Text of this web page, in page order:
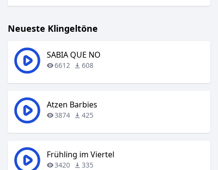
Neueste Klingeltöne
SABIA QUE NO
6612 608
Atzen Barbies
3874 425
Frühling im Viertel
3420 335